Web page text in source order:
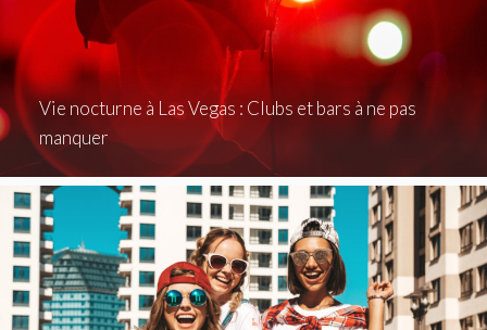
Vie nocturne à Las Vegas : Clubs et bars à ne pas
manquer